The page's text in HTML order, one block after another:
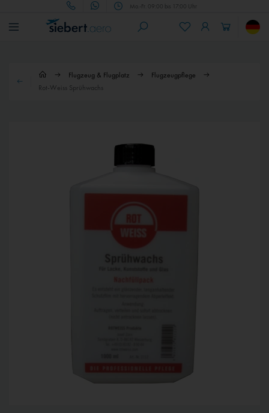
Mo.-Fr. 09:00 bis 17:00 Uhr
Flugzeug & Flugplatz
Flugzeugpflege
Rot-Weiss Sprühwachs